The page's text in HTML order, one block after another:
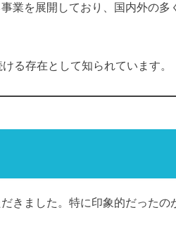
業を展開しており、国内外の多
る存在として知られています。
きました。特に印象的だったの